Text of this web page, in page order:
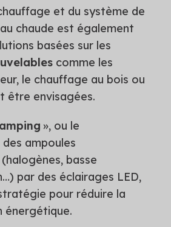
et du système de
chaude est également
basées sur les
comme les
le chauffage au bois ou
être envisagées.
», ou le
ampoules
basse
par des éclairages LED,
pour réduire la
énergétique.